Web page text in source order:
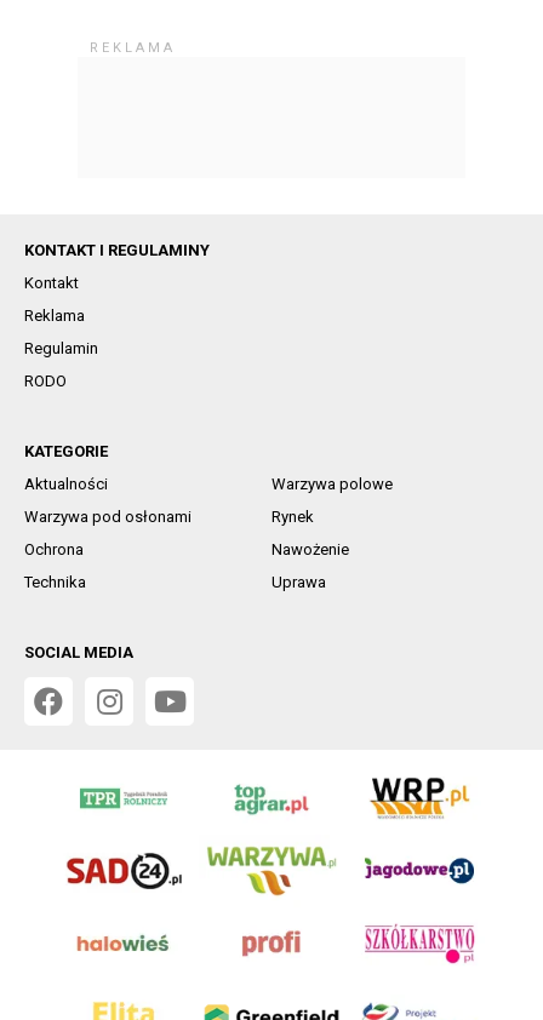
KONTAKT I REGULAMINY
Kontakt
Reklama
Regulamin
RODO
KATEGORIE
Aktualności
Warzywa polowe
Warzywa pod osłonami
Rynek
Ochrona
Nawożenie
Technika
Uprawa
SOCIAL MEDIA